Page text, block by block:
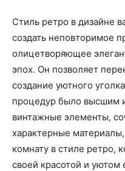
Стиль ретро в дизайне
создать неповторимое
олицетворяющее
эпох. Он позволяет
создание уютного
процедур было высшим
винтажные элементы,
характерные
комнату в стиле ретро,
своей красотой и уютом